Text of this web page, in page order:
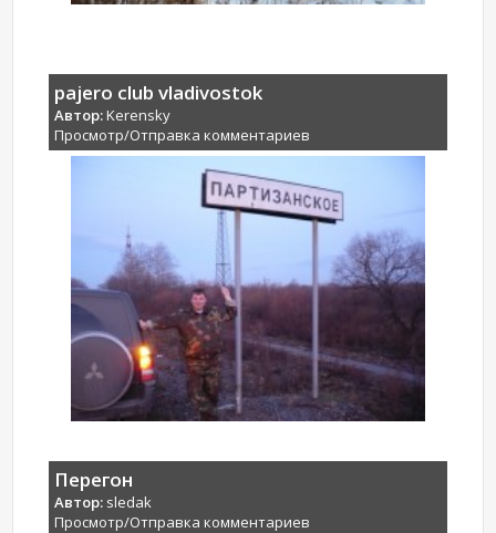
pajero club vladivostok
Автор:Kerensky
Просмотр/Отправка комментариев
Перегон
Автор: sledak
Просмотр/Отправка комментариев